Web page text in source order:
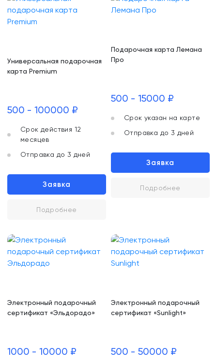
Универсальная подарочная
карта Premium
500 - 100000 ₽
Срок действия 12
месяцев
Отправка до 3 дней
Заявка
Подробнее
Подарочная карта Лемана
Про
500 - 15000 ₽
Срок указан на карте
Отправка до 3 дней
Заявка
Подробнее
Электронный подарочный
сертификат «Эльдорадо»
1000 - 10000 ₽
Электронный подарочный
сертификат «Sunlight»
500 - 50000 ₽